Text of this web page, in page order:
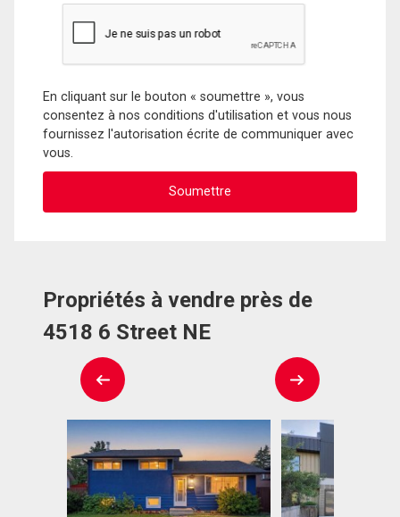
En cliquant sur le bouton « soumettre », vous
consentez à nos conditions d'utilisation et vous nous
fournissez l'autorisation écrite de communiquer avec
vous.
Propriétés à vendre près de
4518 6 Street NE